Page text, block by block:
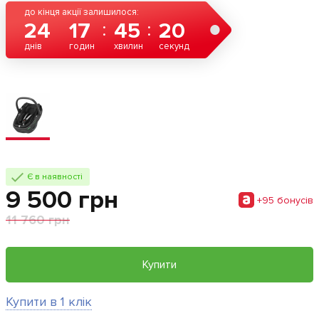
до кінця акції залишилося:
24
днів
17
годин
45
хвилин
19
секунд
Є в наявності
9 500 грн +95 бонусiв
11 760 грн
Купити
Купити в 1 клік